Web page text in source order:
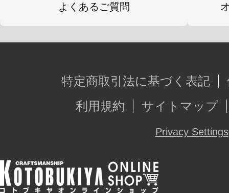
ンを思わせるデザインと全てクリア
※画像は開発中のイメージです。実
よくあるご質問
特定商取引法に基づく表記
利用規約
サイトマップ
Privacy Settings